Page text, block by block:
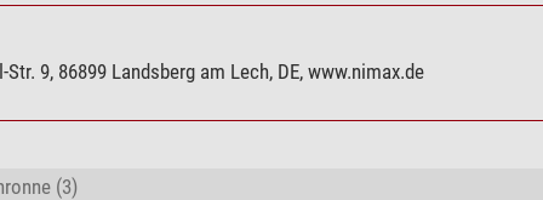
9, 86899 Landsberg am Lech, DE, www.nimax.de
(3)